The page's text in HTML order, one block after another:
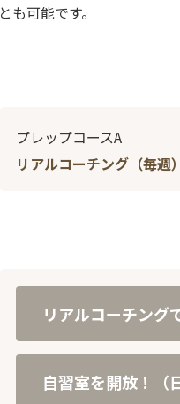
とも可能です。
プレップコースA
リアルコーチング（毎週
リアルコーチング
自習室を開放！（